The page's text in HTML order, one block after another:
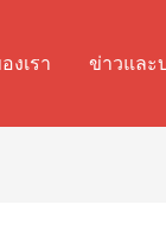
งเรา ข่าวและ